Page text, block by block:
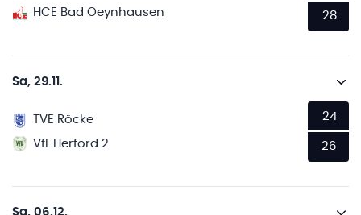
HCE Bad Oeynhausen
28
Sa, 29.11.
TVE Röcke
VfL Herford 2
24
26
Sa, 06.12.